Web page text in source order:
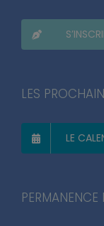
LES
LE
PERMANENCE